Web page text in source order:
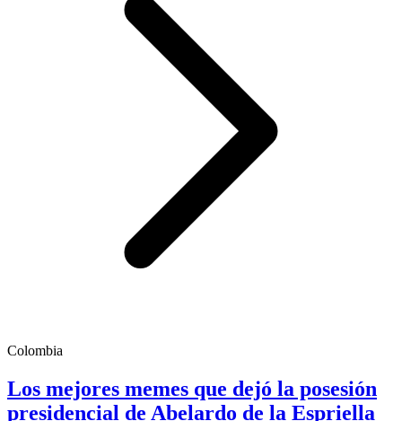
Colombia
Los mejores memes que dejó la posesión
presidencial de Abelardo de la Espriella